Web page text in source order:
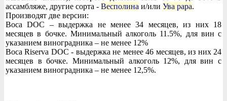
ассамбляже, другие сорта - Весполина и/или Ува рара.
Производят две версии:
Boca DOC – выдержка не менее 34 месяцев, из них 18
месяцев в бочке. Минимальный алкоголь 11.5%, для вин с
указанием виноградника – не менее 12%
Boca Riserva DOC - выдержка не менее 46 месяцев, из них 24
месяцев в бочке. Минимальный алкоголь 12%, для вин с
указанием виноградника – не менее 12,5%.